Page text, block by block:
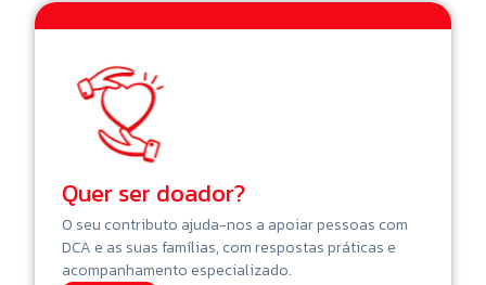
Quer ser doador?
O seu contributo ajuda-nos a apoiar pessoas com
DCA e as suas famílias, com respostas práticas e
acompanhamento especializado.